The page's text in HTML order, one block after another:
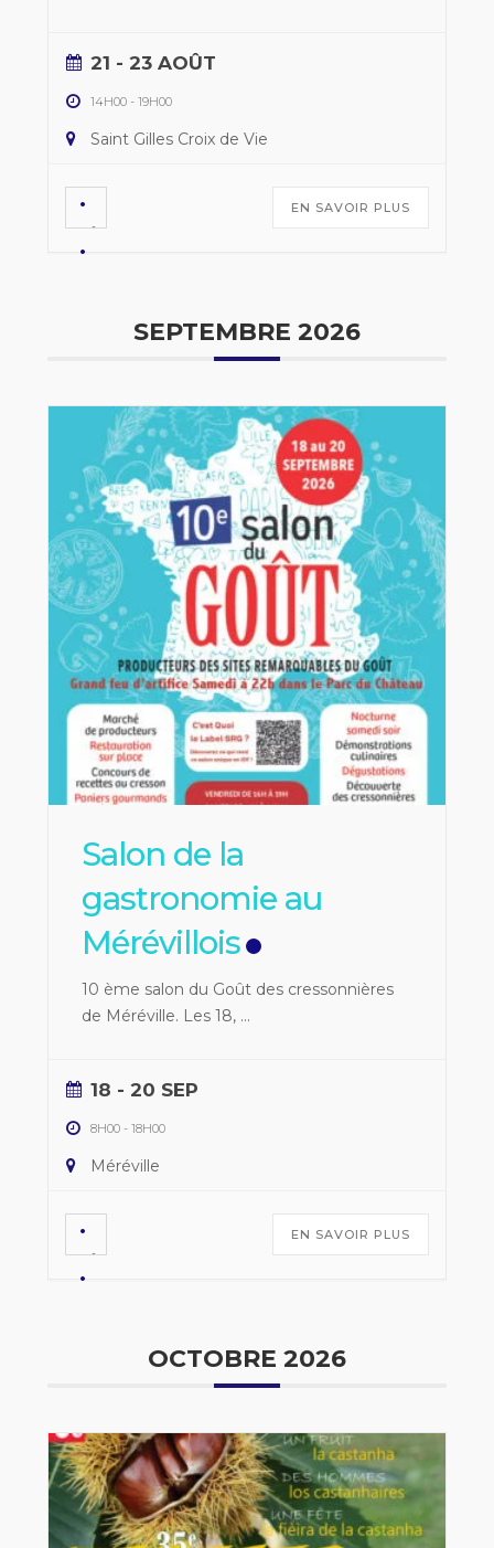
21 - 23 AOÛT
14H00- 19H00
Saint Gilles Croix de Vie
EN SAVOIR PLUS
SEPTEMBRE 2026
Salon de la
gastronomie au
Mérévillois
10 ème salon du Goût des cressonnières
de Méréville. Les 18, ...
18 - 20 SEP
8H00- 18H00
Méréville
EN SAVOIR PLUS
OCTOBRE 2026